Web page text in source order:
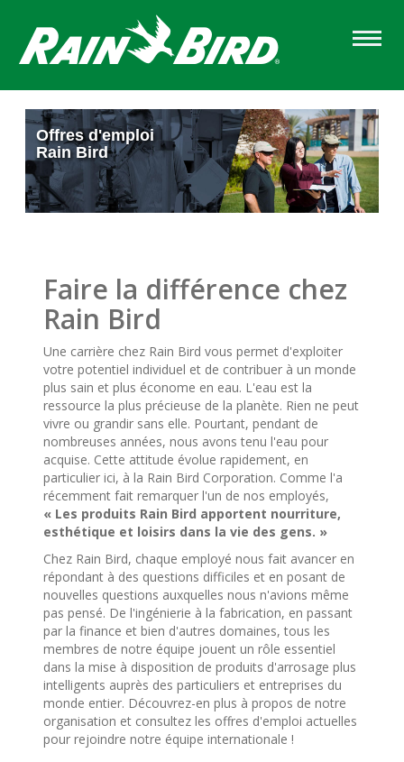
main
content
Sections
Offres d'emploi
Rain Bird
Faire la différence chez
Rain Bird
Une carrière chez Rain Bird vous permet d'exploiter
votre potentiel individuel et de contribuer à un monde
plus sain et plus économe en eau. L'eau est la
ressource la plus précieuse de la planète. Rien ne peut
vivre ou grandir sans elle. Pourtant, pendant de
nombreuses années, nous avons tenu l'eau pour
acquise. Cette attitude évolue rapidement, en
particulier ici, à la Rain Bird Corporation. Comme l'a
récemment fait remarquer l'un de nos employés,
« Les produits Rain Bird apportent nourriture,
esthétique et loisirs dans la vie des gens. »
Chez Rain Bird, chaque employé nous fait avancer en
répondant à des questions difficiles et en posant de
nouvelles questions auxquelles nous n'avions même
pas pensé. De l'ingénierie à la fabrication, en passant
par la finance et bien d'autres domaines, tous les
membres de notre équipe jouent un rôle essentiel
dans la mise à disposition de produits d'arrosage plus
intelligents auprès des particuliers et entreprises du
monde entier. Découvrez-en plus à propos de notre
organisation et consultez les offres d'emploi actuelles
pour rejoindre notre équipe internationale !